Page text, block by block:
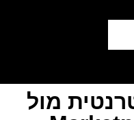
מול